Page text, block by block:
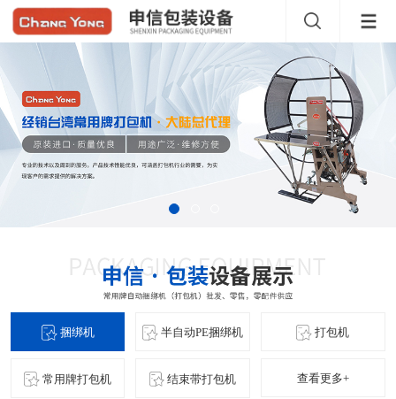
捆绑机 半自动PE捆绑机 打包机
常用牌打包机 结束带打包机 查看更多+